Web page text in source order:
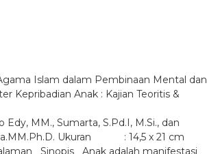
Islam dalam Pembinaan Mental dan
Kepribadian Anak : Kajian Teoritis &
MM., Sumarta, S.Pd.I, M.Si., dan
Ukuran : 14,5 x 21 cm
Sinopis Anak adalah manifestasi